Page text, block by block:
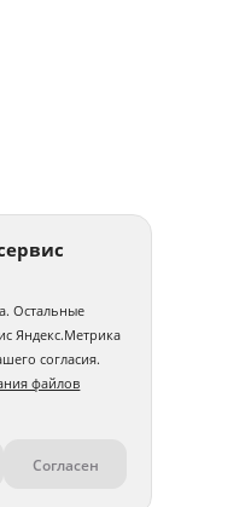
Остальные
Яндекс.Метрика
согласия.
файлов
Согласен